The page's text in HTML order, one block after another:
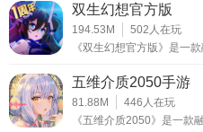
双生幻想官方版
194.53M 502 人在玩
《双生幻想官方版》是一
五维介质2050手游
81.88M 446 人在玩
《五维介质2050》是一款